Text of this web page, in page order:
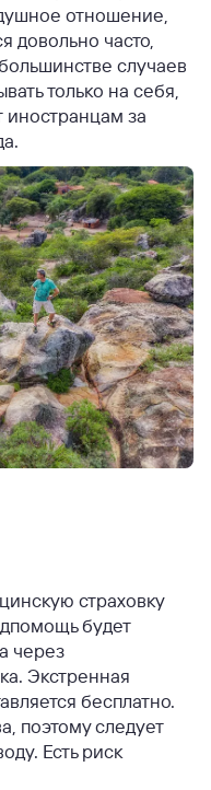
отношение,
довольно часто,
случаев
только на себя,
иностранцам за
страховку
будет
через
Экстренная
бесплатно.
поэтому следует
Есть риск